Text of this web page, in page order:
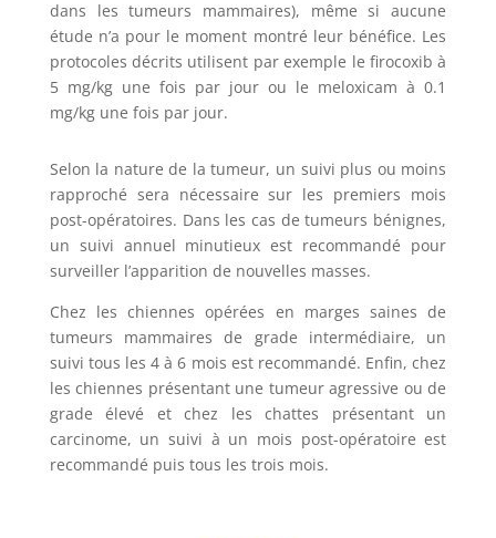
dans les tumeurs mammaires), même si aucune
étude n’a pour le moment montré leur bénéfice. Les
protocoles décrits utilisent par exemple le firocoxib à
5 mg/kg une fois par jour ou le meloxicam à 0.1
mg/kg une fois par jour.
Selon la nature de la tumeur, un suivi plus ou moins
rapproché sera nécessaire sur les premiers mois
post-opératoires. Dans les cas de tumeurs bénignes,
un suivi annuel minutieux est recommandé pour
surveiller l’apparition de nouvelles masses.
Chez les chiennes opérées en marges saines de
tumeurs mammaires de grade intermédiaire, un
suivi tous les 4 à 6 mois est recommandé. Enfin, chez
les chiennes présentant une tumeur agressive ou de
grade élevé et chez les chattes présentant un
carcinome, un suivi à un mois post-opératoire est
recommandé puis tous les trois mois.